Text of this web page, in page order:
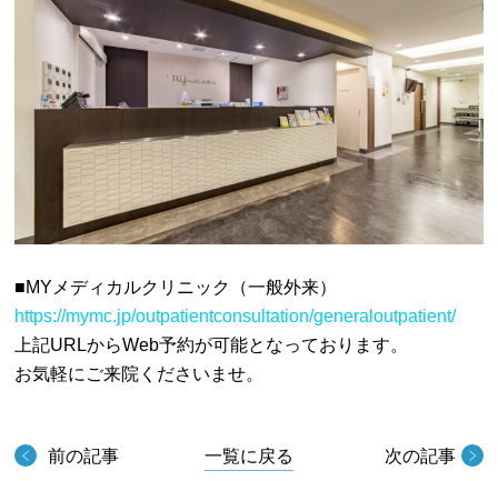
■MYメディカルクリニック（一般外来）
https://mymc.jp/outpatientconsultation/generaloutpatient/
上記URLからWeb予約が可能となっております。
お気軽にご来院くださいませ。
前の記事 一覧に戻る 次の記事